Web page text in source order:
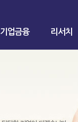
기업금융 리서치